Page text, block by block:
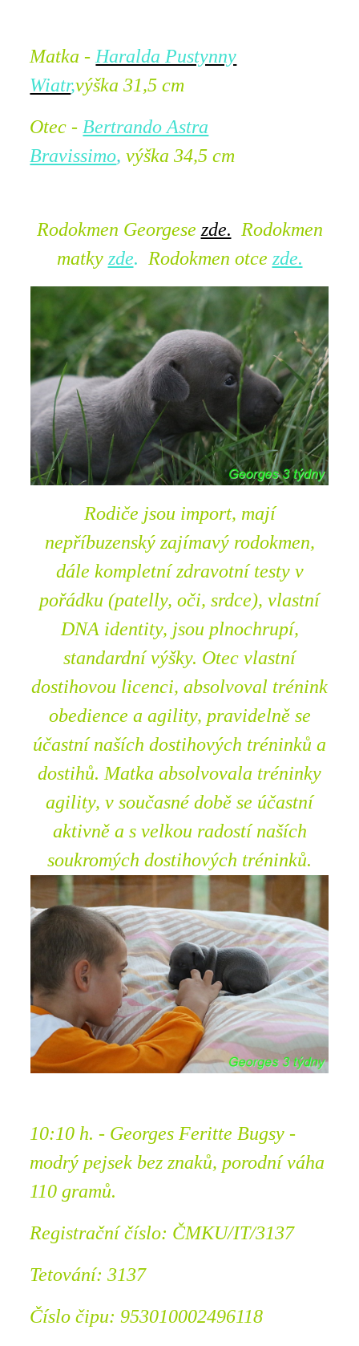
Matka - Haralda Pustynny
Wiatr,výška 31,5 cm
Otec - Bertrando Astra
Bravissimo, výška 34,5 cm
Rodokmen Georgese zde.
Rodokmen
matky zde. Rodokmen otce zde.
Rodiče jsou import, mají
nepříbuzenský zajímavý rodokmen,
dále kompletní zdravotní testy v
pořádku (patelly, oči, srdce), vlastní
DNA identity, jsou plnochrupí,
standardní výšky. Otec vlastní
dostihovou licenci, absolvoval trénink
obedience a agility, pravidelně se
účastní naších dostihových tréninků a
dostihů. Matka absolvovala tréninky
agility, v současné době se účastní
aktivně a s velkou radostí naších
soukromých dostihových tréninků.
10:10 h. - Georges Feritte Bugsy -
modrý pejsek bez znaků, porodní váha
110 gramů.
Registrační číslo: ČMKU/IT/3137
Tetování: 3137
Číslo čipu: 953010002496118